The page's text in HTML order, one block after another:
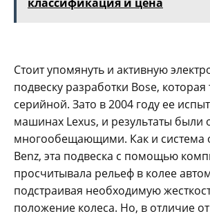
Стоит упомянуть и активную
подвеску разработки Bose, которая
серийной. Зато в 2004 году ее
машинах Lexus, и результаты были
многообещающими. Как и система
Benz, эта подвеска с помощью
просчитывала рельеф в колее
подстраивая необходимую
положение колеса. Но, в отличие